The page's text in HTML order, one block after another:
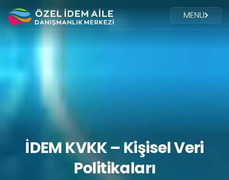
MENU
İDEM KVKK – Kişisel Veri
Politikaları